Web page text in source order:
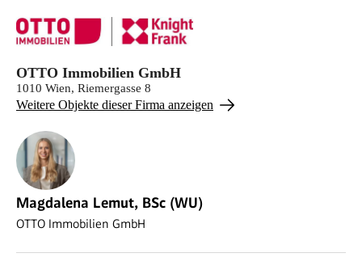
OTTO Immobilien GmbH
1010 Wien, Riemergasse 8
Weitere Objekte dieser Firma anzeigen
Magdalena Lemut, BSc (WU)
OTTO Immobilien GmbH